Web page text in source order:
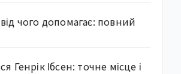
чого допомагає: повний
Генрік Ібсен: точне місце і